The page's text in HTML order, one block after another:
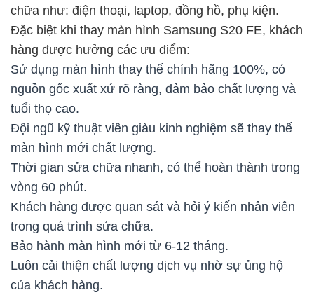
chữa như: điện thoại, laptop, đồng hồ, phụ kiện.
Đặc biệt khi thay màn hình Samsung S20 FE, khách
hàng được hưởng các ưu điểm:
Sử dụng màn hình thay thế chính hãng 100%, có
nguồn gốc xuất xứ rõ ràng, đảm bảo chất lượng và
tuổi thọ cao.
Đội ngũ kỹ thuật viên giàu kinh nghiệm sẽ thay thế
màn hình mới chất lượng.
Thời gian sửa chữa nhanh, có thể hoàn thành trong
vòng 60 phút.
Khách hàng được quan sát và hỏi ý kiến nhân viên
trong quá trình sửa chữa.
Bảo hành màn hình mới từ 6-12 tháng.
Luôn cải thiện chất lượng dịch vụ nhờ sự ủng hộ
của khách hàng.